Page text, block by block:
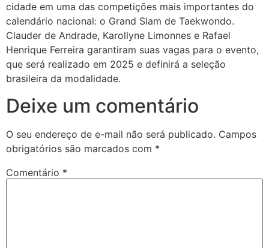
cidade em uma das competições mais importantes do
calendário nacional: o Grand Slam de Taekwondo.
Clauder de Andrade, Karollyne Limonnes e Rafael
Henrique Ferreira garantiram suas vagas para o evento,
que será realizado em 2025 e definirá a seleção
brasileira da modalidade.
Deixe um comentário
O seu endereço de e-mail não será publicado. Campos
obrigatórios são marcados com *
Comentário *